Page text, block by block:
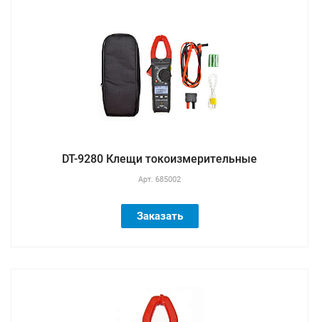
DT-9280 Клещи токоизмерительные
Арт. 685002
Заказать